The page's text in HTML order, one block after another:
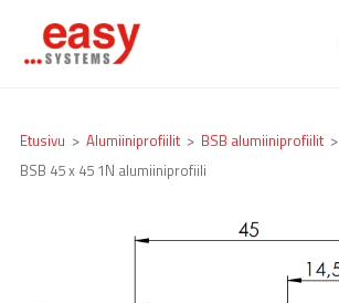
Etusivu > Alumiiniprofiilit > BSB alumiiniprofiilit >
BSB 45 x 45 1N alumiiniprofiili